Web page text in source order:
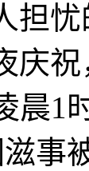
忧的
庆
晨1
事